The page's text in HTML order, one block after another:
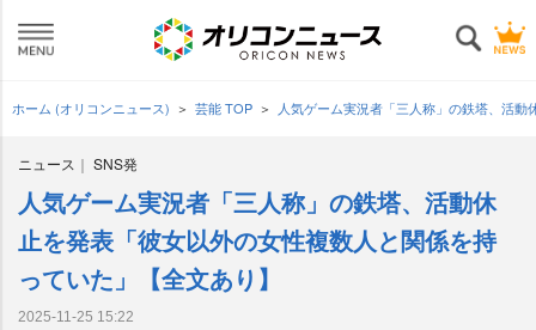
ホーム (オリコンニュース) 芸能 TOP 人気ゲーム実況者「三人称」の鉄塔、活
ニュース SNS発
人気ゲーム実況者「三人称」の鉄塔、活動休
止を発表「彼女以外の女性複数人と関係を持
っていた」【全文あり】
2025-11-25 15:22